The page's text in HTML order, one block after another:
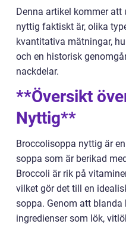
Denna artikel kommer
nyttig faktiskt är, olika
kvantitativa mätningar,
och en historisk
nackdelar.
**Översikt
Nyttig**
Broccolisoppa nyttig är
soppa som är berikad
Broccoli är rik på
vilket gör det till en
soppa. Genom att blanda
ingredienser som lök,